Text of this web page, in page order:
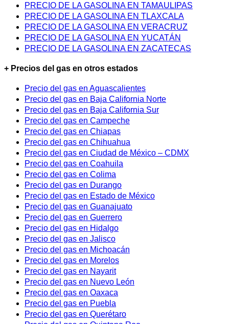
PRECIO DE LA GASOLINA EN TAMAULIPAS
PRECIO DE LA GASOLINA EN TLAXCALA
PRECIO DE LA GASOLINA EN VERACRUZ
PRECIO DE LA GASOLINA EN YUCATÁN
PRECIO DE LA GASOLINA EN ZACATECAS
+ Precios del gas en otros estados
Precio del gas en Aguascalientes
Precio del gas en Baja California Norte
Precio del gas en Baja California Sur
Precio del gas en Campeche
Precio del gas en Chiapas
Precio del gas en Chihuahua
Precio del gas en Ciudad de México – CDMX
Precio del gas en Coahuila
Precio del gas en Colima
Precio del gas en Durango
Precio del gas en Estado de México
Precio del gas en Guanajuato
Precio del gas en Guerrero
Precio del gas en Hidalgo
Precio del gas en Jalisco
Precio del gas en Michoacán
Precio del gas en Morelos
Precio del gas en Nayarit
Precio del gas en Nuevo León
Precio del gas en Oaxaca
Precio del gas en Puebla
Precio del gas en Querétaro